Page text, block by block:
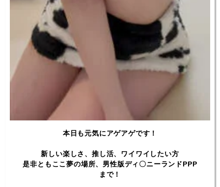
本日も元気にアゲアゲです！
新しい楽しさ、推し活、ワイワイしたい方
是非ともここ夢の場所、男性版ディ〇ニーランドPPP
まで！